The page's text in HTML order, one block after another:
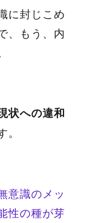
に封じこめ
、もう、内
状への違和
意識のメッ
性の種が芽